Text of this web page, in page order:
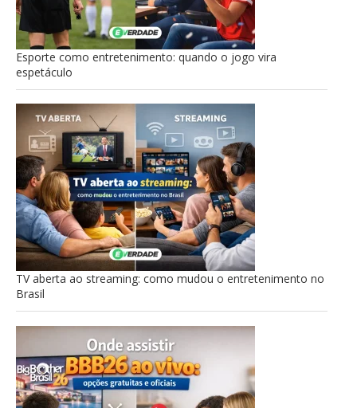
Esporte como entretenimento: quando o jogo vira
espetáculo
TV aberta ao streaming: como mudou o entretenimento no
Brasil